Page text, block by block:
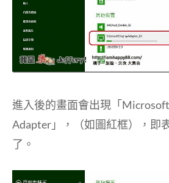
進入後的畫面會出現「
Adapter」，（如圖紅框），即
了。